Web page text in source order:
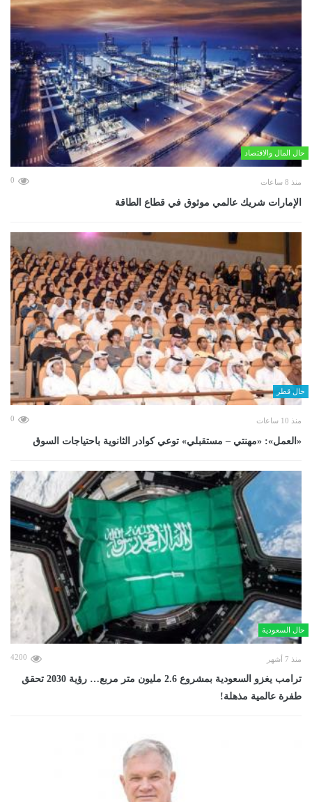
حال المال والاقتصاد
منذ 8 ساعات 0
الإمارات شريك عالمي موثوق في قطاع الطاقة
حال قطر
منذ 10 ساعات 0
«العمل»: «مهنتي – مستقبلي» توعي كوادر الثانوية باحتياجات السوق
حال السعودية
منذ 7 أشهر 4200
ترامب يغزو السعودية بمشروع 2.6 مليون متر مربع… رؤية 2030 تحقق
طفرة عالمية مذهلة!